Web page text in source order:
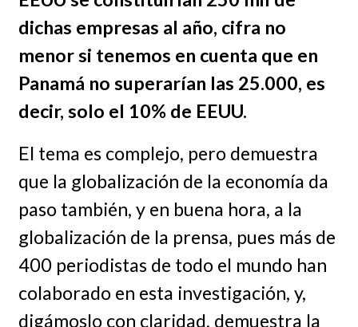
dichas empresas al año, cifra no
menor si tenemos en cuenta que en
Panamá no superarían las 25.000, es
decir, solo el 10% de EEUU.
El tema es complejo, pero demuestra
que la globalización de la economía da
paso también, y en buena hora, a la
globalización de la prensa, pues más de
400 periodistas de todo el mundo han
colaborado en esta investigación, y,
digámoslo con claridad, demuestra la